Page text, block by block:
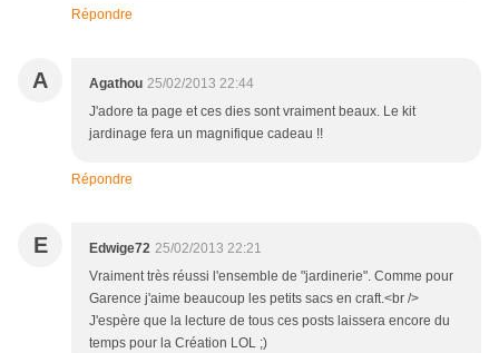
Répondre
A Agathou 25/02/2013 22:44
J'adore ta page et ces dies sont vraiment beaux. Le kit
jardinage fera un magnifique cadeau !!
Répondre
E Edwige72 25/02/2013 22:21
Vraiment très réussi l'ensemble de "jardinerie". Comme pour
Garence j'aime beaucoup les petits sacs en craft.<br />
J'espère que la lecture de tous ces posts laissera encore du
temps pour la Création LOL ;)